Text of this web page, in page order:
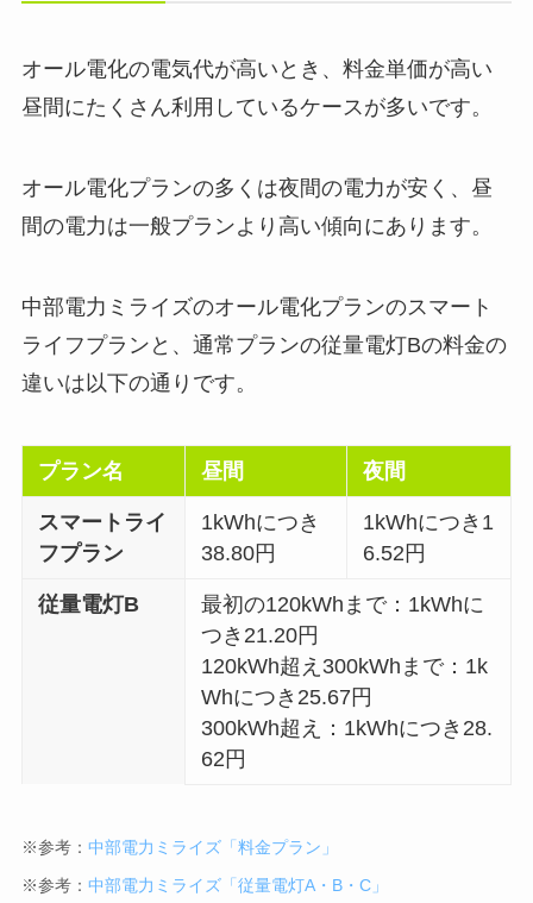
オール電化の電気代が高いとき、料金単価が高い
昼間にたくさん利用しているケースが多いです。
オール電化プランの多くは夜間の電力が安く、昼
間の電力は一般プランより高い傾向にあります。
中部電力ミライズのオール電化プランのスマート
ライフプランと、通常プランの従量電灯Bの料金の
違いは以下の通りです。
プラン名 昼間 夜間
スマートライ
フプラン
1kWhにつき
38.80円
1kWhにつき1
6.52円
従量電灯B
最初の120kWhまで：1kWhに
つき21.20円
120kWh超え300kWhまで：1k
Whにつき25.67円
300kWh超え：1kWhにつき28.
62円
※参考： 中部電力ミライズ「料金プラン」
※参考： 中部電力ミライズ「従量電灯A・B・C」